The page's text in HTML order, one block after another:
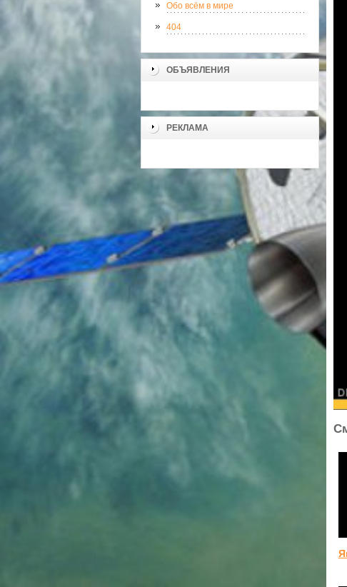
Обо всём в мире
404
ОБЪЯВЛЕНИЯ
РЕКЛАМА